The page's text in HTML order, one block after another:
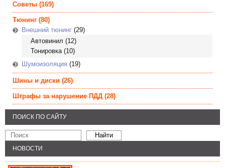
Советы (169)
Тюнинг (80)
Внешний тюнинг (29)
Автовинил (12)
Тонировка(10)
Шумоизоляция (19)
Шины и диски (26)
Штрафы за нарушение ПДД (28)
ПОИСК ПО САЙТУ
НОВОСТИ